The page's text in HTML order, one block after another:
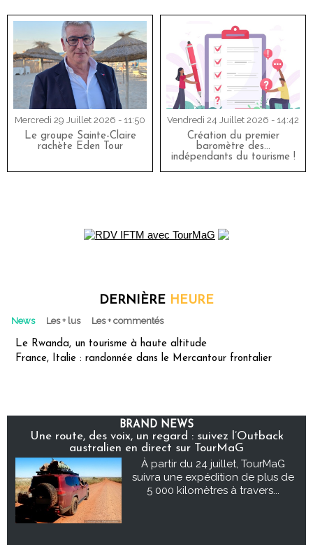
Mercredi 29 Juillet 2026 - 11:50
Le groupe Sainte-Claire
rachète Eden Tour
Vendredi 24 Juillet 2026 - 14:42
Création du premier
baromètre des…
indépendants du tourisme !
DERNIÈRE HEURE
News Les + lus Les + commentés
Le Rwanda, un tourisme à haute altitude
France, Italie : randonnée dans le Mercantour frontalier
BRAND NEWS
Une route, des voix, un regard : suivez l’Outback
australien en direct sur TourMaG
À partir du 24 juillet, TourMaG
suivra une expédition de plus de
5 000 kilomètres à travers...